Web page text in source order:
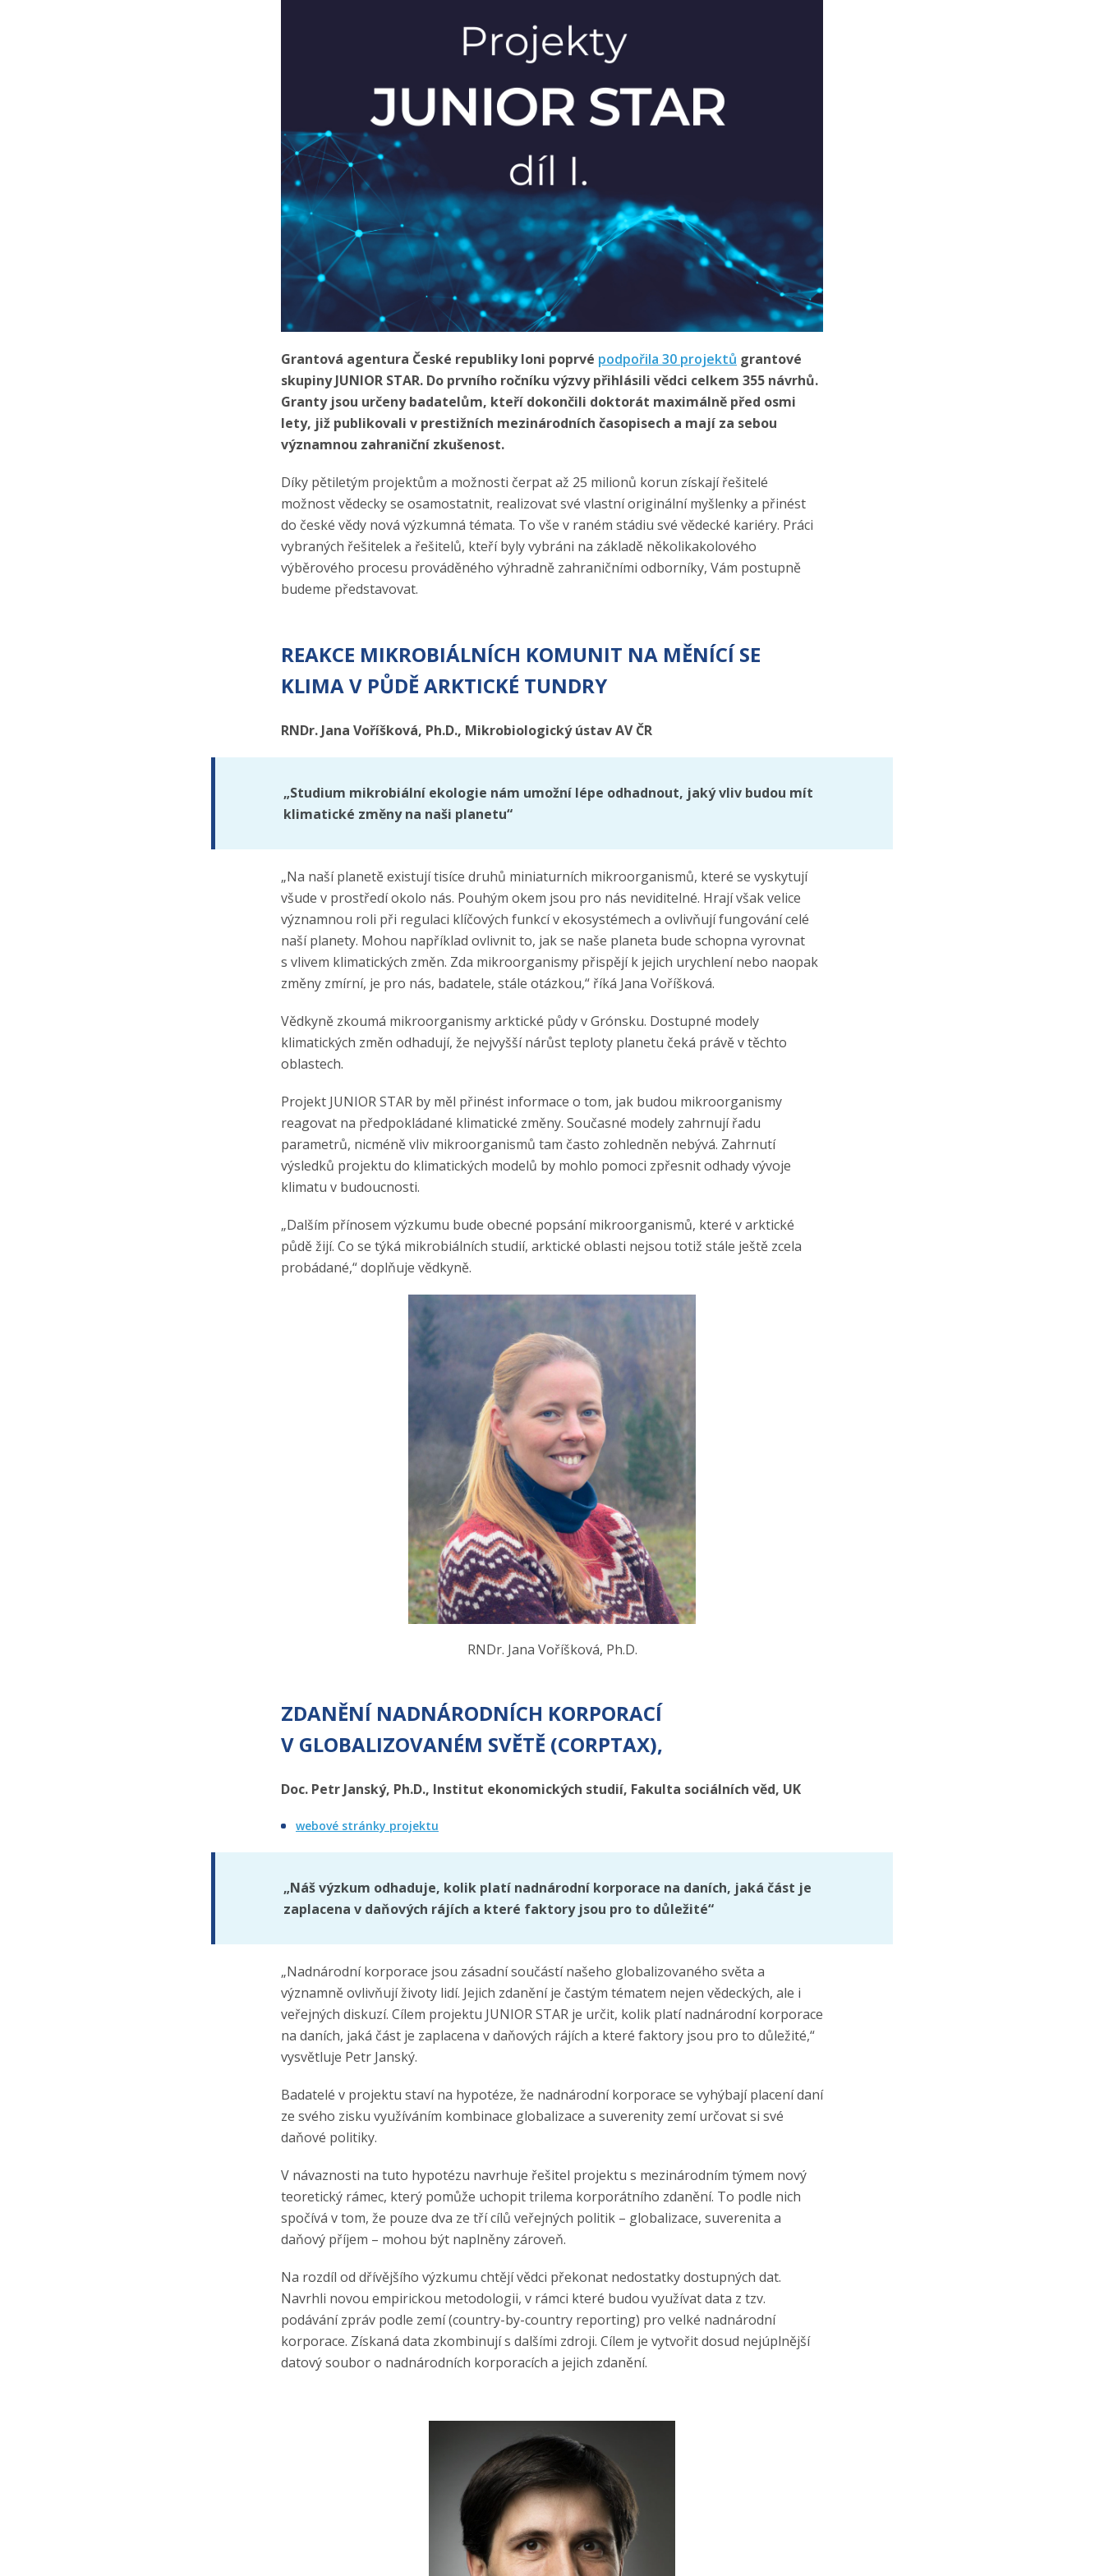
Grantová agentura České republiky loni poprvé podpořila 30 projektů grantové
skupiny JUNIOR STAR. Do prvního ročníku výzvy přihlásili vědci celkem 355 návrhů.
Granty jsou určeny badatelům, kteří dokončili doktorát maximálně před osmi
lety, již publikovali v prestižních mezinárodních časopisech a mají za sebou
významnou zahraniční zkušenost.
Díky pětiletým projektům a možnosti čerpat až 25 milionů korun získají řešitelé
možnost vědecky se osamostatnit, realizovat své vlastní originální myšlenky a přinést
do české vědy nová výzkumná témata. To vše v raném stádiu své vědecké kariéry. Práci
vybraných řešitelek a řešitelů, kteří byly vybráni na základě několikakolového
výběrového procesu prováděného výhradně zahraničními odborníky, Vám postupně
budeme představovat.
REAKCE MIKROBIÁLNÍCH KOMUNIT NA MĚNÍCÍ SE
KLIMA V PŮDĚ ARKTICKÉ TUNDRY
RNDr. Jana Voříšková, Ph.D., Mikrobiologický ústav AV ČR
„Studium mikrobiální ekologie nám umožní lépe odhadnout, jaký vliv budou mít
klimatické změny na naši planetu“
„Na naší planetě existují tisíce druhů miniaturních mikroorganismů, které se vyskytují
všude v prostředí okolo nás. Pouhým okem jsou pro nás neviditelné. Hrají však velice
významnou roli při regulaci klíčových funkcí v ekosystémech a ovlivňují fungování celé
naší planety. Mohou například ovlivnit to, jak se naše planeta bude schopna vyrovnat
s vlivem klimatických změn. Zda mikroorganismy přispějí k jejich urychlení nebo naopak
změny zmírní, je pro nás, badatele, stále otázkou,“ říká Jana Voříšková.
Vědkyně zkoumá mikroorganismy arktické půdy v Grónsku. Dostupné modely
klimatických změn odhadují, že nejvyšší nárůst teploty planetu čeká právě v těchto
oblastech.
Projekt JUNIOR STAR by měl přinést informace o tom, jak budou mikroorganismy
reagovat na předpokládané klimatické změny. Současné modely zahrnují řadu
parametrů, nicméně vliv mikroorganismů tam často zohledněn nebývá. Zahrnutí
výsledků projektu do klimatických modelů by mohlo pomoci zpřesnit odhady vývoje
klimatu v budoucnosti.
„Dalším přínosem výzkumu bude obecné popsání mikroorganismů, které v arktické
půdě žijí. Co se týká mikrobiálních studií, arktické oblasti nejsou totiž stále ještě zcela
probádané,“ doplňuje vědkyně.
RNDr. Jana Voříšková, Ph.D.
ZDANĚNÍ NADNÁRODNÍCH KORPORACÍ
V GLOBALIZOVANÉM SVĚTĚ (CORPTAX),
Doc. Petr Janský, Ph.D., Institut ekonomických studií, Fakulta sociálních věd, UK
webové stránky projektu
„Náš výzkum odhaduje, kolik platí nadnárodní korporace na daních, jaká část je
zaplacena v daňových rájích a které faktory jsou pro to důležité“
„Nadnárodní korporace jsou zásadní součástí našeho globalizovaného světa a
významně ovlivňují životy lidí. Jejich zdanění je častým tématem nejen vědeckých, ale i
veřejných diskuzí. Cílem projektu JUNIOR STAR je určit, kolik platí nadnárodní korporace
na daních, jaká část je zaplacena v daňových rájích a které faktory jsou pro to důležité,“
vysvětluje Petr Janský.
Badatelé v projektu staví na hypotéze, že nadnárodní korporace se vyhýbají placení daní
ze svého zisku využíváním kombinace globalizace a suverenity zemí určovat si své
daňové politiky.
V návaznosti na tuto hypotézu navrhuje řešitel projektu s mezinárodním týmem nový
teoretický rámec, který pomůže uchopit trilema korporátního zdanění. To podle nich
spočívá v tom, že pouze dva ze tří cílů veřejných politik – globalizace, suverenita a
daňový příjem – mohou být naplněny zároveň.
Na rozdíl od dřívějšího výzkumu chtějí vědci překonat nedostatky dostupných dat.
Navrhli novou empirickou metodologii, v rámci které budou využívat data z tzv.
podávání zpráv podle zemí (country-by-country reporting) pro velké nadnárodní
korporace. Získaná data zkombinují s dalšími zdroji. Cílem je vytvořit dosud nejúplnější
datový soubor o nadnárodních korporacích a jejich zdanění.